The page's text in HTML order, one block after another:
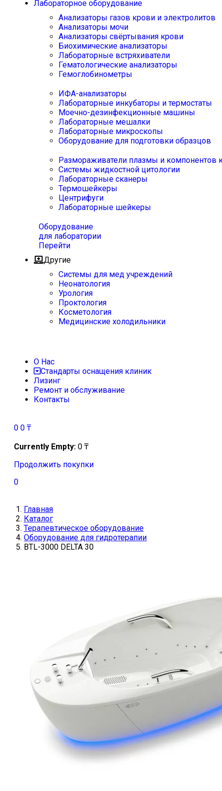
Лабораторное оборудование
Анализаторы газов крови и электролитов
Анализаторы мочи
Анализаторы свёртывания крови
Биохимические анализаторы
Лабораторные встряхиватели
Гематологические анализаторы
Гемоглобинометры
ИФА-анализаторы
Лабораторные инкубаторы и термостаты
Моечно-дезинфекционные машины
Лабораторные мешалки
Лабораторные микроскопы
Оборудование для подготовки образцов
Размораживатели плазмы и компонентов
Системы жидкостной цитологии
Лабораторные сканеры
Термошейкеры
Центрифуги
Лабораторные шейкеры
Оборудование
для лаборатории
Перейти
Другие
Системы для мед учреждений
Неонатология
Урология
Проктология
Косметология
Медицинские холодильники
О Нас
Стандарты оснащения клиник
Лизинг
Ремонт и обслуживание
Контакты
0 0 ₸
Currently Empty: 0 ₸
Продолжить покупки
0
Главная
Каталог
Терапевтическое оборудование
Оборудование для гидротерапии
BTL-3000 DELTA 30